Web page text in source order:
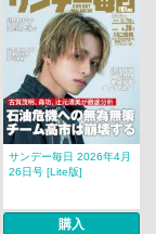
サンデー毎日 2026年4月
26日号 [Lite版]
購入